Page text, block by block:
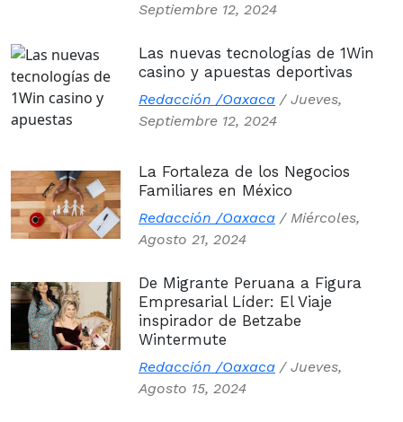
Septiembre 12, 2024
Las nuevas tecnologías de 1Win
casino y apuestas deportivas
Redacción /Oaxaca / Jueves,
Septiembre 12, 2024
La Fortaleza de los Negocios
Familiares en México
Redacción /Oaxaca / Miércoles,
Agosto 21, 2024
De Migrante Peruana a Figura
Empresarial Líder: El Viaje
inspirador de Betzabe
Wintermute
Redacción /Oaxaca / Jueves,
Agosto 15, 2024